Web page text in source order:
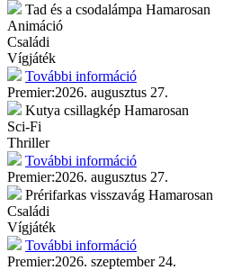
Tad és a csodalámpa Hamarosan
Animáció
Családi
Vígjáték
További információ
Premier:2026. augusztus 27.
Kutya csillagkép Hamarosan
Sci-Fi
Thriller
További információ
Premier:2026. augusztus 27.
Prérifarkas visszavág Hamarosan
Családi
Vígjáték
További információ
Premier:2026. szeptember 24.